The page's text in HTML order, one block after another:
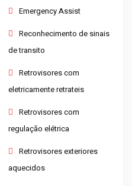
Emergency Assist
Reconhecimento de sinais
de transito
Retrovisores com
eletricamente retrateis
Retrovisores com
regulação elétrica
Retrovisores exteriores
aquecidos